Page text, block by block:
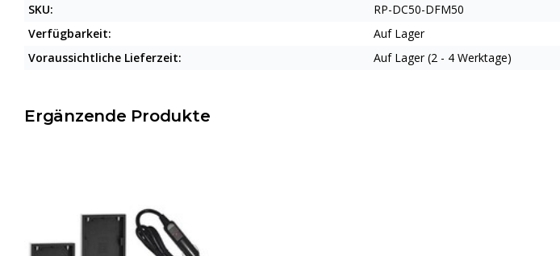
SKU:
RP-DC50-DFM50
Verfügbarkeit:
Auf Lager
Voraussichtliche Lieferzeit:
Auf Lager (2 - 4 Werktage)
Ergänzende Produkte